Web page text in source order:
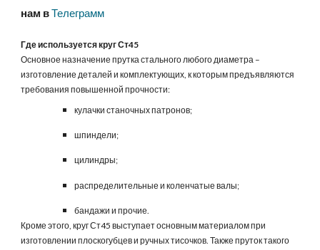
нам в Телеграмм
Где используется круг Ст45
Основное назначение прутка стального любого диаметра –
изготовление деталей и комплектующих, к которым предъявляются
требования повышенной прочности:
кулачки станочных патронов;
шпиндели;
цилиндры;
распределительные и коленчатые валы;
бандажи и прочие.
Кроме этого, круг Ст45 выступает основным материалом при
изготовлении плоскогубцев и ручных тисочков. Также пруток такого